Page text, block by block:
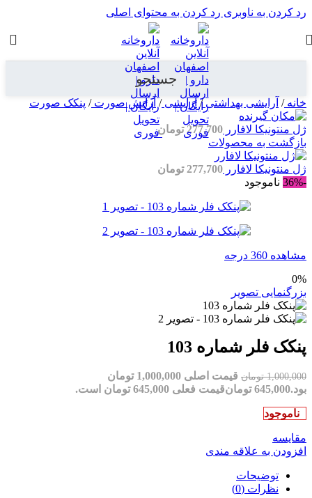
رد کردن به ناوبری رد کردن به محتوای اصلی
جستجو
خانه / آرایشی بهداشتی/ آرایشی / آرایش صورت / پنکک صورت
ژل منتونیکا لافارر 277,700 تومان
بازگشت به محصولات
ژل منتونیکا لافارر 277,700 تومان
-36%
ناموجود
مشاهده 360 درجه
0%
بزرگنمایی تصویر
پنکک فلر شماره 103
1,000,000 تومان
قیمت اصلی 1,000,000 تومان
بود.645,000 تومانقیمت فعلی 645,000 تومان است.
ناموجود
مقایسه
افزودن به علاقه مندی
توضیحات
نظرات (0)